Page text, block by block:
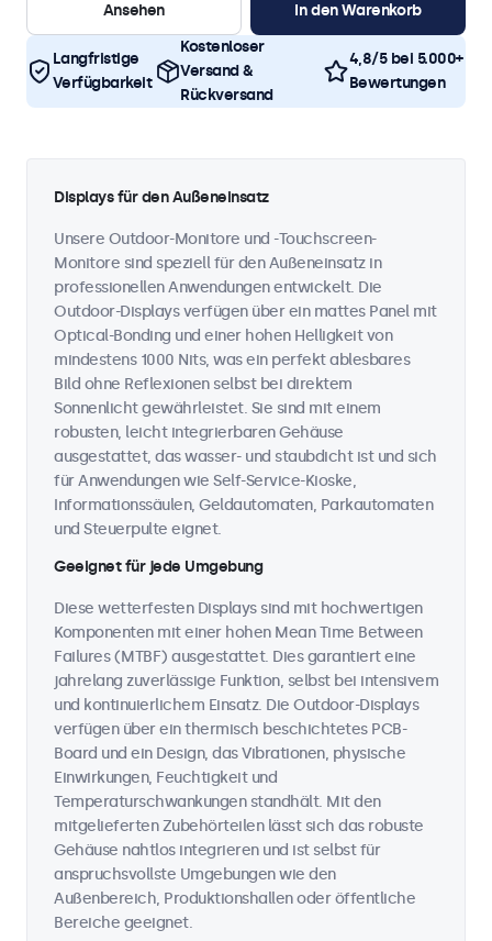
Ansehen
In den Warenkorb
Langfristige
Verfügbarkeit
Kostenloser
Versand &
Rückversand
4,8/5 bei 5.000+
Bewertungen
Displays für den Außeneinsatz
Unsere Outdoor-Monitore und -Touchscreen-
Monitore sind speziell für den Außeneinsatz in
professionellen Anwendungen entwickelt. Die
Outdoor-Displays verfügen über ein mattes Panel mit
Optical-Bonding und einer hohen Helligkeit von
mindestens 1000 Nits, was ein perfekt ablesbares
Bild ohne Reflexionen selbst bei direktem
Sonnenlicht gewährleistet. Sie sind mit einem
robusten, leicht integrierbaren Gehäuse
ausgestattet, das wasser- und staubdicht ist und sich
für Anwendungen wie Self-Service-Kioske,
Informationssäulen, Geldautomaten, Parkautomaten
und Steuerpulte eignet.
Geeignet für jede Umgebung
Diese wetterfesten Displays sind mit hochwertigen
Komponenten mit einer hohen Mean Time Between
Failures (MTBF) ausgestattet. Dies garantiert eine
jahrelang zuverlässige Funktion, selbst bei intensivem
und kontinuierlichem Einsatz. Die Outdoor-Displays
verfügen über ein thermisch beschichtetes PCB-
Board und ein Design, das Vibrationen, physische
Einwirkungen, Feuchtigkeit und
Temperaturschwankungen standhält. Mit den
mitgelieferten Zubehörteilen lässt sich das robuste
Gehäuse nahtlos integrieren und ist selbst für
anspruchsvollste Umgebungen wie den
Außenbereich, Produktionshallen oder öffentliche
Bereiche geeignet.